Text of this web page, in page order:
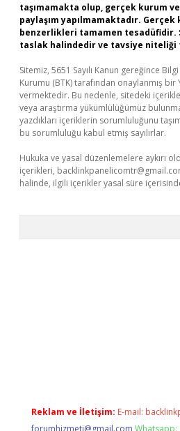
taşımamakta olup, gerçek kurum
paylaşım yapılmamaktadır.
benzerlikleri tamamen
taslak halindedir ve tavsiye niteliği
Sitemiz, 5651 Sayılı Kanun gereğince
Kurumu (BTK) tarafından onaylanmış bir
vermektedir. Bu nedenle, sitedeki
veya araştırma yükümlülüğümüz
yazdıkları içeriklerin sorumluluğunu
bu sorumluluğu kabul etmiş sayılırlar.
Hukuka ve yasal düzenlemelere aykırı
içerikleri,
halinde, ilgili içerikler yasal süre
Reklam ve İletişim: E-mail:
forumhizmeti@gmail.com Whatsapp: